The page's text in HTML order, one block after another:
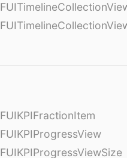
FUIKPIFractionItem
FUIKPIProgressView
FUIKPIProgressViewSize